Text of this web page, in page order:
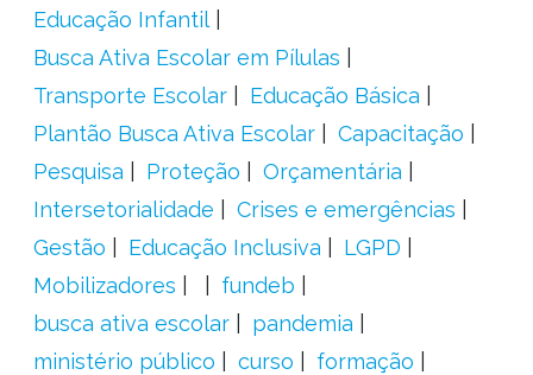
Educação Infantil
Busca Ativa Escolar em Pílulas
Transporte Escolar
Educação Básica
Plantão Busca Ativa Escolar
Capacitação
Pesquisa
Proteção
Orçamentária
Intersetorialidade
Crises e emergências
Gestão
Educação Inclusiva
LGPD
Mobilizadores
fundeb
busca ativa escolar
pandemia
ministério público
curso
formação